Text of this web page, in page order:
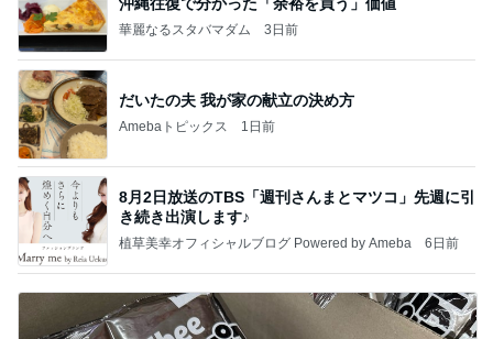
沖縄往復で分かった「余裕を買う」価値
華麗なるスタバマダム 3日前
だいたの夫 我が家の献立の決め方
Amebaトピックス 1日前
8月2日放送のTBS「週刊さんまとマツコ」先週に引
き続き出演します♪
植草美幸オフィシャルブログ Powered by Ameba 6日前